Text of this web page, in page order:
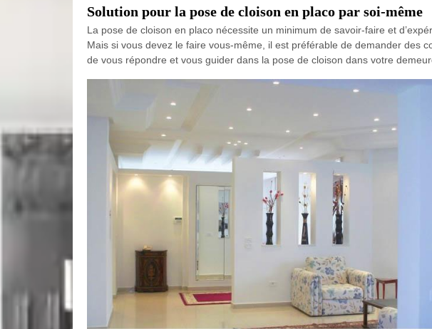
Solution pour la pose de cloison en placo par soi-même
La pose de cloison en placo nécessite un minimum de savoir-faire et
Mais si vous devez le faire vous-même, il est préférable de demander des
de vous répondre et vous guider dans la pose de cloison dans votre